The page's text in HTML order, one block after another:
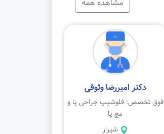
مشاهده همه
دکتر امیررضا وثوقی
فوق تخصص: فلوشیپ جراحی پا و
مچ پا
شیراز